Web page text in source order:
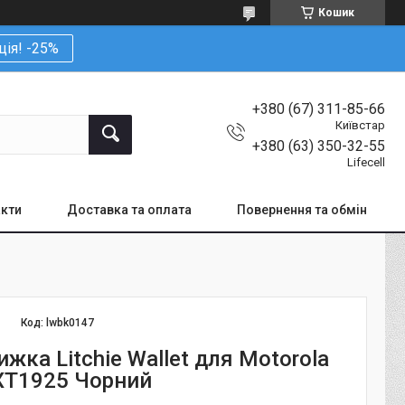
Кошик
-25%
+380 (67) 311-85-66
Київстар
+380 (63) 350-32-55
Lifecell
Доставка та оплата Повернення та обмін
Код: lwbk0147
Litchie Wallet для Motorola
Чорний